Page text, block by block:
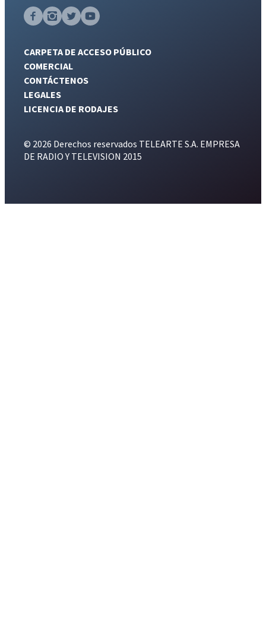
CARPETA DE ACCESO PÚBLICO
COMERCIAL
CONTÁCTENOS
LEGALES
LICENCIA DE RODAJES
© 2026 Derechos reservados TELEARTE S.A. EMPRESA
DE RADIO Y TELEVISION 2015